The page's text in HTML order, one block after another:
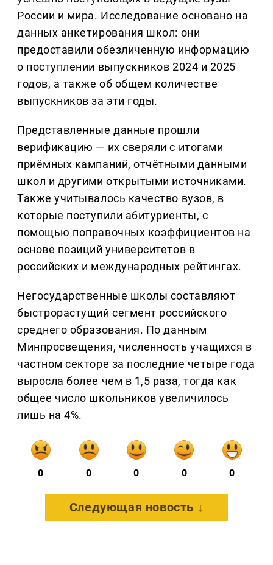
России и мира. Исследование основано на
данных анкетирования школ: они
предоставили обезличенную информацию
о поступлении выпускников 2024 и 2025
годов, а также об общем количестве
выпускников за эти годы.
Представленные данные прошли
верификацию — их сверяли с итогами
приёмных кампаний, отчётными данными
школ и другими открытыми источниками.
Также учитывалось качество вузов, в
которые поступили абитуриенты, с
помощью поправочных коэффициентов на
основе позиций университетов в
российских и международных рейтингах.
Негосударственные школы составляют
быстрорастущий сегмент российского
среднего образования. По данным
Минпросвещения, численность учащихся в
частном секторе за последние четыре года
выросла более чем в 1,5 раза, тогда как
общее число школьников увеличилось
лишь на 4%.
0 0 0 0 0
Следующая новость ↓